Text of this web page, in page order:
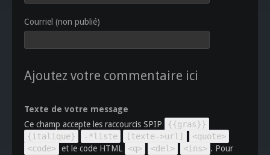
Courriel (non publié)
Ajoutez votre commentaire ici
Texte de votre message
Ce champ accepte les raccourcis SPIP
{{gras}}
{italique}
-*liste [texte->url]
<quote>
<code> et le code HTML <q> <del> <ins> . Pour